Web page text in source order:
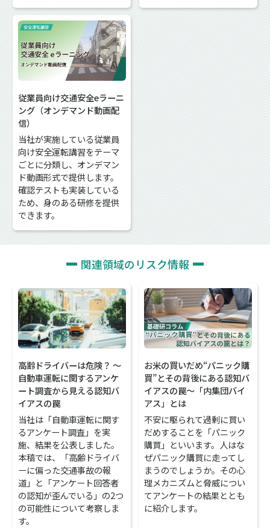
従業員向け交通安全eラーニ
ング（オンデマンド動画配
信）
当社が実施している従業員
向け安全運転講習をテーマ
ごとに分類し、オンデマン
ド動画形式で提供します。
確認テストも実装している
ため、身のある研修を提供
できます。
関連領域のリスク情報
高齢ドライバーは危険？ ～
自動車運転に関するアンケ
ート調査から見える認知バ
イアスの罠
当社は「自動車運転に関す
るアンケート調査」を実
施、結果を公表しました。
本稿では、「高齢ドライバ
ーに偏った交通事故の報
道」と「アンケート回答者
の認知が歪んでいる」の2つ
の可能性について考察しま
す。
お米の買いだめ“パニック購
買”とその背後にある認知バ
イアスの罠～「内集団バイ
アス」とは
不安に駆られて過剰に買い
だめすることを「パニック
購買」といいます。人はな
ぜパニック購買に走ってし
まうのでしょうか。その心
理メカニズムと脅威につい
てアンケートの結果ととも
に紹介します。